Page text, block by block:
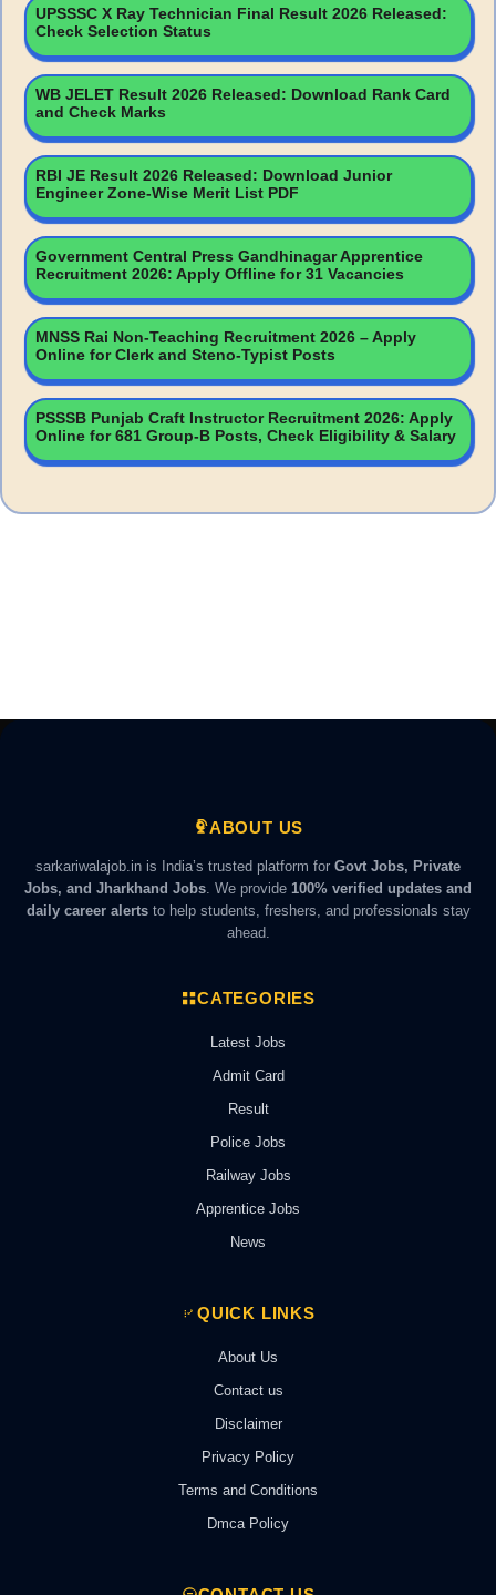
UPSSSC X Ray Technician Final Result 2026 Released:
Check Selection Status
WB JELET Result 2026 Released: Download Rank Card
and Check Marks
RBI JE Result 2026 Released: Download Junior
Engineer Zone-Wise Merit List PDF
Government Central Press Gandhinagar Apprentice
Recruitment 2026: Apply Offline for 31 Vacancies
MNSS Rai Non-Teaching Recruitment 2026 – Apply
Online for Clerk and Steno-Typist Posts
PSSSB Punjab Craft Instructor Recruitment 2026: Apply
Online for 681 Group-B Posts, Check Eligibility & Salary
ABOUT US
sarkariwalajob.in is India’s trusted platform for Govt Jobs, Private
Jobs, and Jharkhand Jobs . We provide 100% verified updates and
daily career alertsto help students, freshers, and professionals stay
ahead.
CATEGORIES
Latest Jobs
Admit Card
Result
Police Jobs
Railway Jobs
Apprentice Jobs
News
QUICK LINKS
About Us
Contact us
Disclaimer
Privacy Policy
Terms and Conditions
Dmca Policy